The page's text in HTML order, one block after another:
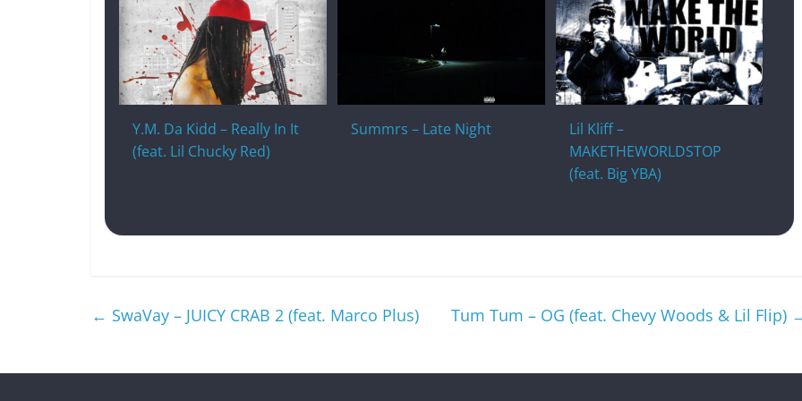
Y.M. Da Kidd – Really In It
(feat. Lil Chucky Red)
Summrs – Late Night
Lil Kliff –
MAKETHEWORLDSTOP
(feat. Big YBA)
← SwaVay – JUICY CRAB 2 (feat. Marco Plus) Tum Tum – OG (feat. Chevy Woods & Lil Flip)